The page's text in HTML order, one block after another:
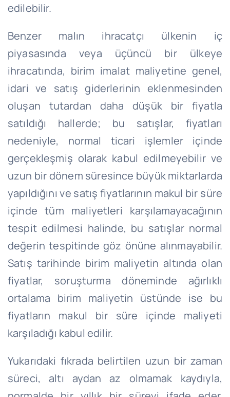
edilebilir.
Benzer malın ihracatçı ülkenin iç
piyasasında veya üçüncü bir ülkeye
ihracatında, birim imalat maliyetine genel,
idari ve satış giderlerinin eklenmesinden
oluşan tutardan daha düşük bir fiyatla
satıldığı hallerde; bu satışlar, fiyatları
nedeniyle, normal ticari işlemler içinde
gerçekleşmiş olarak kabul edilmeyebilir ve
uzun bir dönem süresince büyük miktarlarda
yapıldığını ve satış fiyatlarının makul bir süre
içinde tüm maliyetleri karşılamayacağının
tespit edilmesi halinde, bu satışlar normal
değerin tespitinde göz önüne alınmayabilir.
Satış tarihinde birim maliyetin altında olan
fiyatlar, soruşturma döneminde ağırlıklı
ortalama birim maliyetin üstünde ise bu
fiyatların makul bir süre içinde maliyeti
karşıladığı kabul edilir.
Yukarıdaki fıkrada belirtilen uzun bir zaman
süreci, altı aydan az olmamak kaydıyla,